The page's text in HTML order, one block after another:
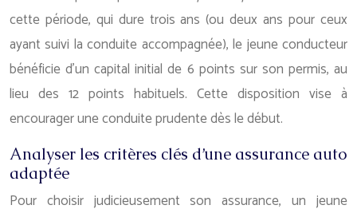
cette période, qui dure trois ans (ou deux ans pour ceux
ayant suivi la conduite accompagnée), le jeune conducteur
bénéficie d’un capital initial de 6 points sur son permis, au
lieu des 12 points habituels. Cette disposition vise à
encourager une conduite prudente dès le début.
Analyser les critères clés d’une assurance auto
adaptée
Pour choisir judicieusement son assurance, un jeune